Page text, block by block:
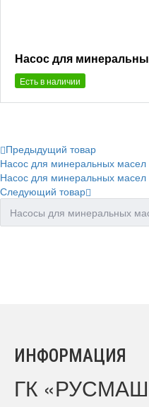
Насос для
Есть в наличии
Предыдущий товар
Насос для минеральных
Насос для минеральных
Следующий товар
Насосы для минеральных
ИНФОРМАЦИЯ
ГК